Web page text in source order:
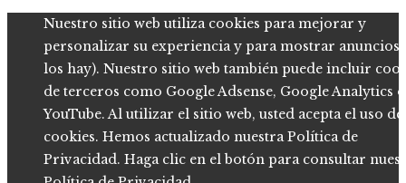
Nuestro sitio web utiliza cookies para mejorar y
personalizar su experiencia y para mostrar anuncios
los hay). Nuestro sitio web también puede incluir
de terceros como Google Adsense, Google Analytics o
YouTube. Al utilizar el sitio web, usted acepta el uso de
cookies. Hemos actualizado nuestra Política de
Privacidad. Haga clic en el botón para consultar